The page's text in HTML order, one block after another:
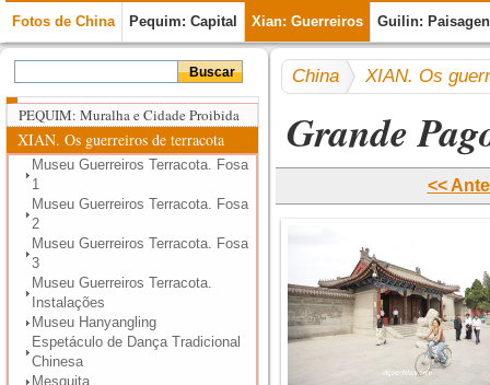
Fotos de China Pequim: Capital Xian: Guerreiros Guilin:
China XIAN. Os
Grande
<<
PEQUIM: Muralha e Cidade Proibida
XIAN. Os guerreiros de terracota
Museu Guerreiros Terracota. Fosa
1
Museu Guerreiros Terracota. Fosa
2
Museu Guerreiros Terracota. Fosa
3
Museu Guerreiros Terracota.
Instalações
Museu Hanyangling
Espetáculo de Dança Tradicional
Chinesa
Mesquita